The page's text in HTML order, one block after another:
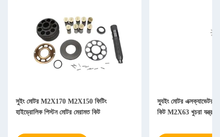
সুইং মোটর M2X170 M2X150 ফিটিং
হাইড্রোলিক পিস্টন মোটর মেরামত কিট
স্যুইং মোটর এক্সক্যাভেটর
কিট M2X63 খুচরা যন্ত্রাংশ